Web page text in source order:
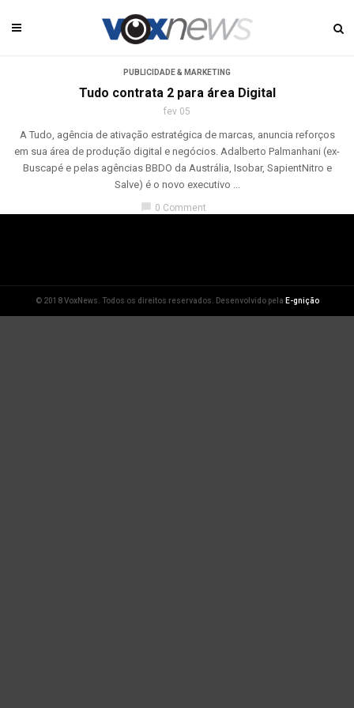
PUBLICIDADE & MARKETING
Tudo contrata 2 para área Digital
fev 05
A Tudo, agência de ativação estratégica de marcas, anuncia reforços
em sua área de produção digital e negócios. Adalberto Palmanhani (ex-
Buscapé e pelas agências BBDO da Austrália, Isobar, SapientNitro e
Salve) é o novo executivo ...
chat_bubble 0 Comment
© 2018 VoxNews. Todos os direitos reservados. Desenvolvido pela E-gnição